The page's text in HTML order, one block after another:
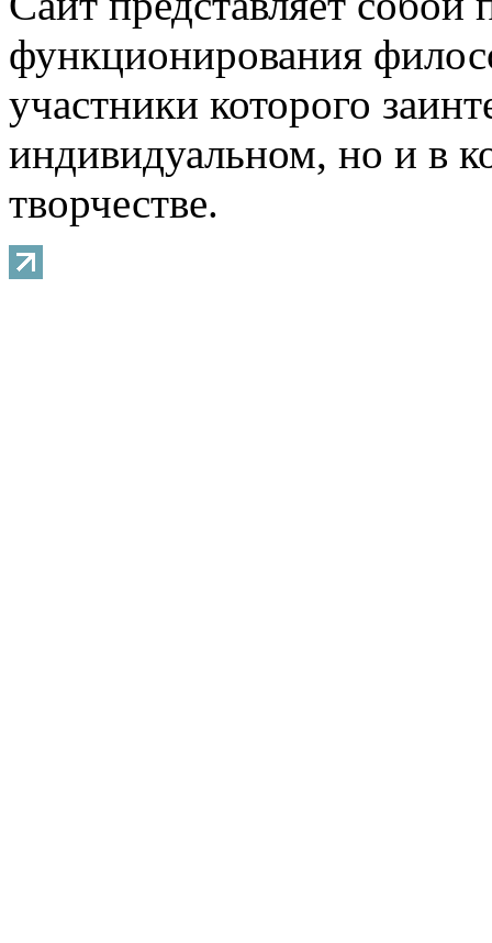
функционирования
участники которого
индивидуальном, но и в
творчестве.